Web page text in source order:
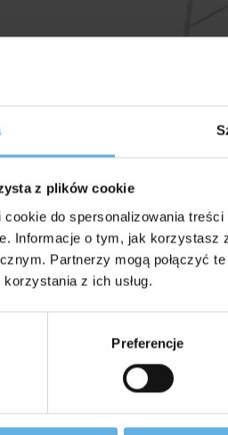
z plików cookie
do spersonalizowania
Informacje o tym, jak korzystasz
Partnerzy mogą połączyć
z ich usług.
Preferencje